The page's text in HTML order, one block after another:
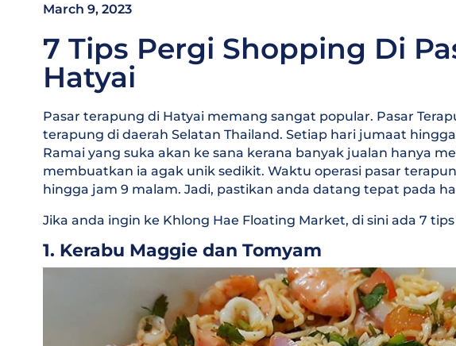
March 9, 2023
7 Tips Pergi Shopping Di
Hatyai
Pasar terapung di Hatyai memang sangat popular. Pasar
terapung di daerah Selatan Thailand. Setiap hari jumaat
Ramai yang suka akan ke sana kerana banyak jualan hanya
membuatkan ia agak unik sedikit. Waktu operasi pasar
hingga jam 9 malam. Jadi, pastikan anda datang tepat pada
Jika anda ingin ke Khlong Hae Floating Market, di sini ada 7
1. Kerabu Maggie dan Tomyam